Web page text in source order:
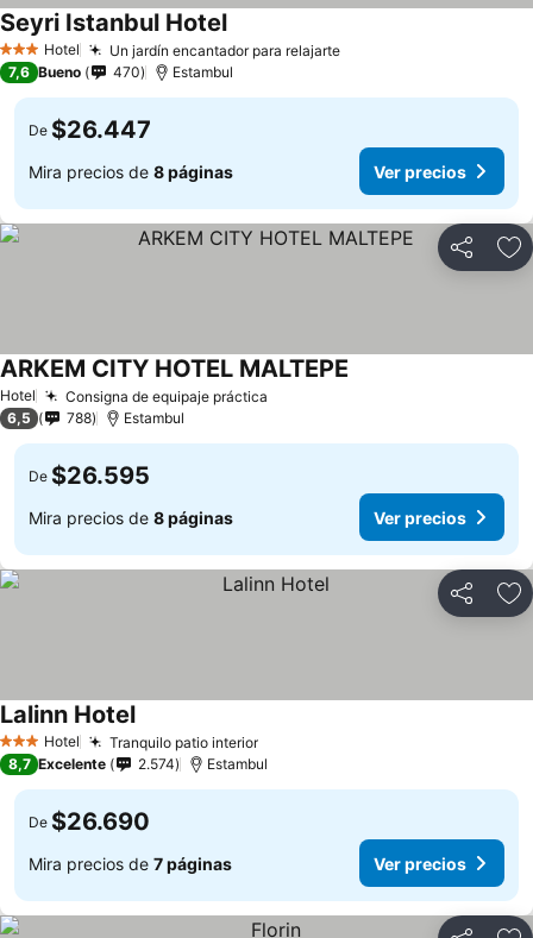
3 Estrellas
Hotel Un jardín encantador para relajarte
Seyri Istanbul Hotel
7,6 Bueno 470 Estambul
De $26.447
Mira precios de 8 páginas Ver precios
Compartir
Hotel Consigna de equipaje práctica
ARKEM CITY HOTEL MALTEPE
6,5 788 Estambul
De $26.595
Mira precios de 8 páginas Ver precios
Compartir
3 Estrellas
Hotel Tranquilo patio interior
Lalinn Hotel
8,7 Excelente 2.574 Estambul
De $26.690
Mira precios de 7 páginas Ver precios